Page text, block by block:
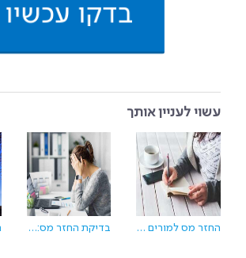
בדקו עכשיו
עשוי לעניין אותך
החזר מס למורים - גם לכם מגיע! בדיקת החזר מס: לבד, רו"ח או חברה דיגיטלית הניתוח המלא